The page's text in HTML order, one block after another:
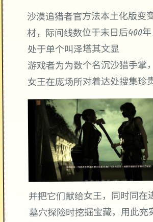
沙漠追猎者官方法本土化版变
材，际间线数位于末日后400
处于单个叫泽塔其文显
游戏者为为数个名沉沙猎手掌
女王在庞场所对着达处搜集珍
并把它们献给女王，同时同在
墓穴探险时挖掘宝藏，用此充